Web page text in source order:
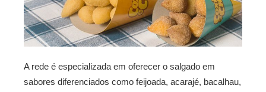
A rede é especializada em oferecer o salgado em
sabores diferenciados como feijoada, acarajé, bacalhau,